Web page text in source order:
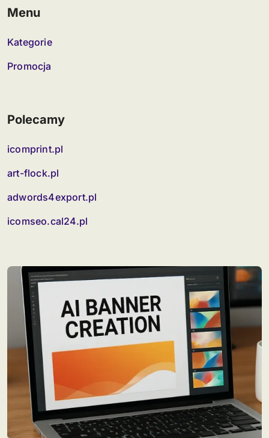
Menu
Kategorie
Promocja
Polecamy
icomprint.pl
art-flock.pl
adwords4export.pl
icomseo.cal24.pl